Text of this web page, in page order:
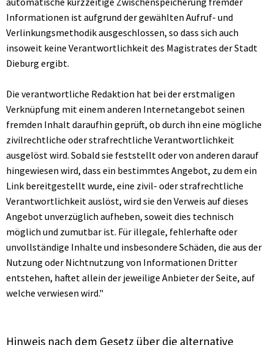
Informationen ist aufgrund der gewählten Aufruf- und
Verlinkungsmethodik ausgeschlossen, so dass sich auch
insoweit keine Verantwortlichkeit des Magistrates der Stadt
Dieburg ergibt.
Die verantwortliche Redaktion hat bei der erstmaligen
Verknüpfung mit einem anderen Internetangebot seinen
fremden Inhalt daraufhin geprüft, ob durch ihn eine mögliche
zivilrechtliche oder strafrechtliche Verantwortlichkeit
ausgelöst wird. Sobald sie feststellt oder von anderen darauf
hingewiesen wird, dass ein bestimmtes Angebot, zu dem ein
Link bereitgestellt wurde, eine zivil- oder strafrechtliche
Verantwortlichkeit auslöst, wird sie den Verweis auf dieses
Angebot unverzüglich aufheben, soweit dies technisch
möglich und zumutbar ist. Für illegale, fehlerhafte oder
unvollständige Inhalte und insbesondere Schäden, die aus der
Nutzung oder Nichtnutzung von Informationen Dritter
entstehen, haftet allein der jeweilige Anbieter der Seite, auf
welche verwiesen wird."
Hinweis nach dem Gesetz über die alternative